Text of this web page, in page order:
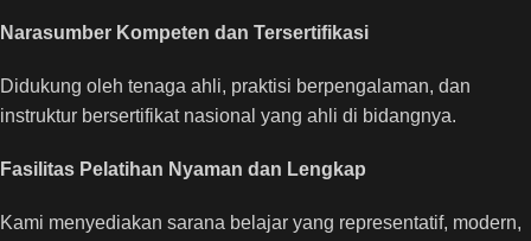
Narasumber Kompeten dan Tersertifikasi
Didukung oleh tenaga ahli, praktisi berpengalaman, dan
instruktur bersertifikat nasional yang ahli di bidangnya.
Fasilitas Pelatihan Nyaman dan Lengkap
Kami menyediakan sarana belajar yang representatif, modern,